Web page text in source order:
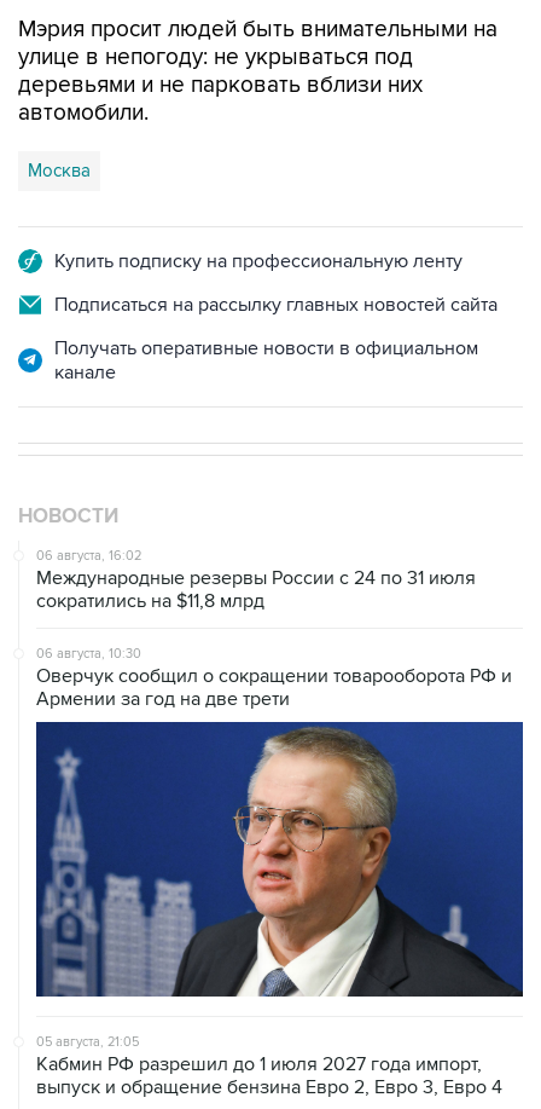
Мэрия просит людей быть внимательными на
улице в непогоду: не укрываться под
деревьями и не парковать вблизи них
автомобили.
Москва
Купить подписку на профессиональную ленту
Подписаться на рассылку главных новостей сайта
Получать оперативные новости в официальном
канале
НОВОСТИ
06 августа, 16:02
Международные резервы России с 24 по 31 июля
сократились на $11,8 млрд
06 августа, 10:30
Оверчук сообщил о сокращении товарооборота РФ и
Армении за год на две трети
05 августа, 21:05
Кабмин РФ разрешил до 1 июля 2027 года импорт,
выпуск и обращение бензина Евро 2, Евро 3, Евро 4